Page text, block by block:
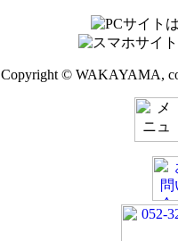
Copyright © WAKAYAMA,